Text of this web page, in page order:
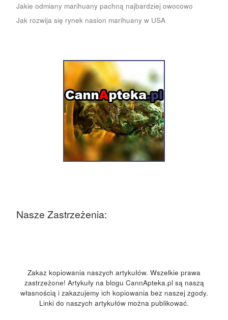
Jakie odmiany marihuany pachną najbardziej owocowo
Jak rozwija się rynek nasion marihuany w USA
Nasze Zastrzeżenia:
Zakaz kopiowania naszych artykułów. Wszelkie prawa
zastrzeżone! Artykuły na blogu CannApteka.pl są naszą
własnością i zakazujemy ich kopiowania bez naszej zgody.
Linki do naszych artykułów można publikować.